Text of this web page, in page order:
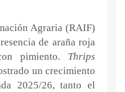
Agraria (RAIF)
de araña roja
pimiento. Thrips
un crecimiento
2025/26, tanto el